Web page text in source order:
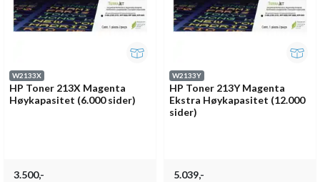
W2133X
HP Toner 213X Magenta
Høykapasitet (6.000 sider)
3.500,-
W2133Y
HP Toner 213Y Magenta
Ekstra Høykapasitet (12.000
sider)
5.039,-